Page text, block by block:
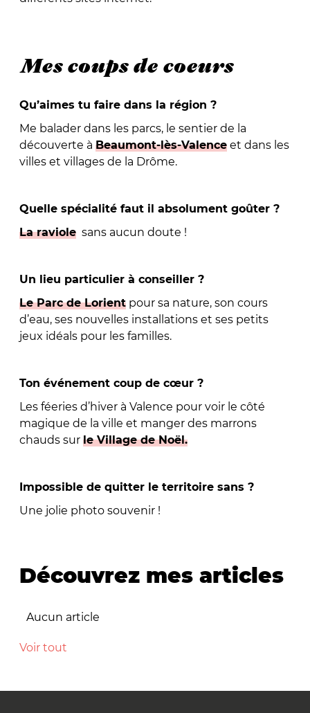
Mes coups de coeurs
Qu’aimes tu faire dans la région ?
Me balader dans les parcs, le sentier de la
découverte à Beaumont-lès-Valenceet dans les
villes et villages de la Drôme.
Quelle spécialité faut il absolument goûter ?
La raviolesans aucun doute !
Un lieu particulier à conseiller ?
Le Parc de Lorientpour sa nature, son cours
d’eau, ses nouvelles installations et ses petits
jeux idéals pour les familles.
Ton événement coup de cœur ?
Les féeries d’hiver à Valence pour voir le côté
magique de la ville et manger des marrons
chauds sur le Village de Noël.
Impossible de quitter le territoire sans ?
Une jolie photo souvenir !
Découvrez mes articles
Aucun article
Voir tout